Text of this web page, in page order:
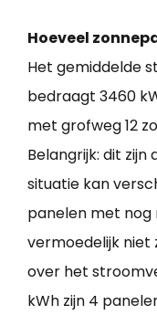
Hoeveel
Het gemiddelde
bedraagt 3460
met grofweg 12
Belangrijk: dit
situatie kan
panelen met
vermoedelijk niet
over het
kWh zijn 4